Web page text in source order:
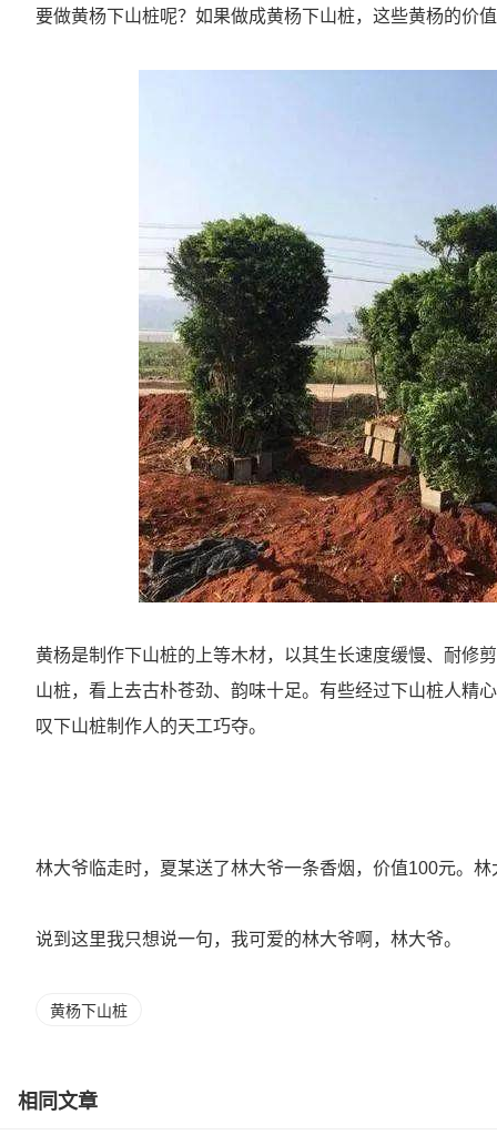
要做黄杨下山桩呢？如果做成黄杨下山桩，这些黄杨的价
黄杨是制作下山桩的上等木材，以其生长速度缓慢、耐修
山桩，看上去古朴苍劲、韵味十足。有些经过下山桩人精
叹下山桩制作人的天工巧夺。
林大爷临走时，夏某送了林大爷一条香烟，价值100元。
说到这里我只想说一句，我可爱的林大爷啊，林大爷。
黄杨下山桩
相同文章